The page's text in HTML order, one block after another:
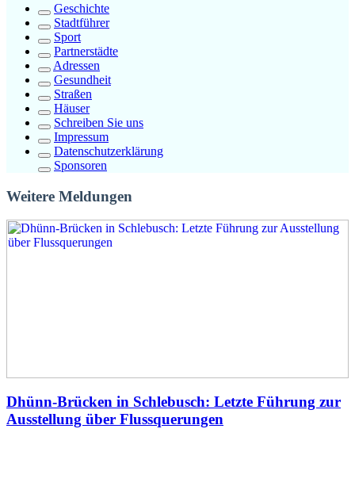
Geschichte
Stadtführer
Sport
Partnerstädte
Adressen
Gesundheit
Straßen
Häuser
Schreiben Sie uns
Impressum
Datenschutzerklärung
Sponsoren
Weitere Meldungen
Dhünn-Brücken in Schlebusch: Letzte Führung zur
Ausstellung über Flussquerungen